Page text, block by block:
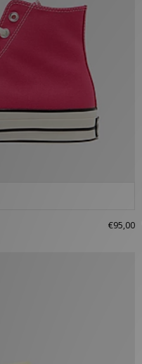
€95,00